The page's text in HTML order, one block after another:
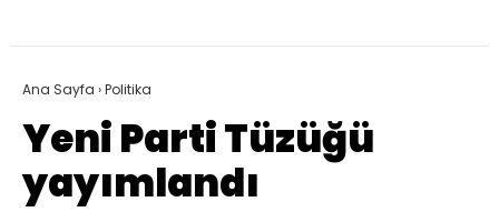
Ana Sayfa ›Politika
Yeni Parti Tüzüğü
yayımlandı